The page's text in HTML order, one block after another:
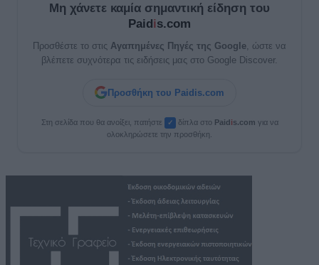
Μη χάνετε καμία σημαντική είδηση του
Paidis.com
Προσθέστε το στις Αγαπημένες Πηγές της Google , ώστε να
βλέπετε συχνότερα τις ειδήσεις μας στο Google Discover.
Προσθήκη του Paidis.com
Στη σελίδα που θα ανοίξει, πατήστε ✓ δίπλα στο Paidis.com για να
ολοκληρώσετε την προσθήκη.